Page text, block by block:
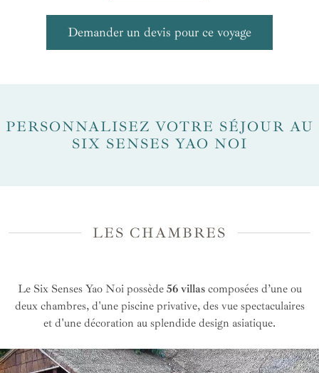
Demander un devis pour ce voyage
PERSONNALISEZ VOTRE SÉJOUR AU
SIX SENSES YAO NOI
LES CHAMBRES
Le Six Senses Yao Noi possède56 villascomposées d’une ou
deux chambres, d'une piscine privative, des vue spectaculaires
et d'une décoration au splendide design asiatique.